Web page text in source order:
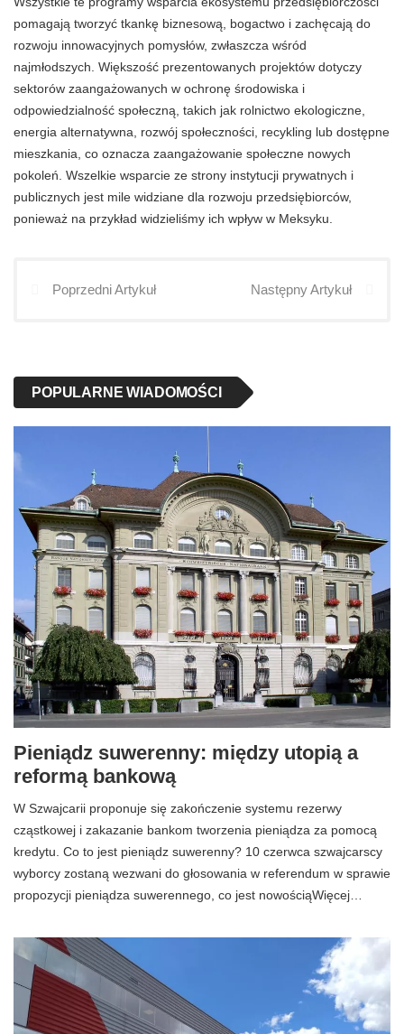
pomagają tworzyć tkankę biznesową, bogactwo i zachęcają do
rozwoju innowacyjnych pomysłów, zwłaszcza wśród
najmłodszych. Większość prezentowanych projektów dotyczy
sektorów zaangażowanych w ochronę środowiska i
odpowiedzialność społeczną, takich jak rolnictwo ekologiczne,
energia alternatywna, rozwój społeczności, recykling lub dostępne
mieszkania, co oznacza zaangażowanie społeczne nowych
pokoleń. Wszelkie wsparcie ze strony instytucji prywatnych i
publicznych jest mile widziane dla rozwoju przedsiębiorców,
ponieważ na przykład widzieliśmy ich wpływ w Meksyku.
Poprzedni Artykuł Następny Artykuł
POPULARNE WIADOMOŚCI
Pieniądz suwerenny: między utopią a
reformą bankową
W Szwajcarii proponuje się zakończenie systemu rezerwy
cząstkowej i zakazanie bankom tworzenia pieniądza za pomocą
kredytu. Co to jest pieniądz suwerenny? 10 czerwca szwajcarscy
wyborcy zostaną wezwani do głosowania w referendum w sprawie
propozycji pieniądza suwerennego, co jest nowościąWięcej…